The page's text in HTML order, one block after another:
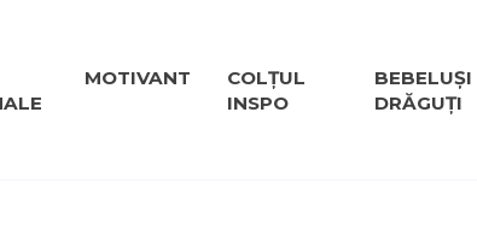
MOTIVANT
COLȚUL
INSPO
BEBELUȘI
DRĂGUȚI